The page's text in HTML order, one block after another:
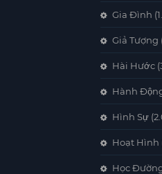
Gia Đình
Giả Tượng
Hài Hước
Hành
Hình Sự
Hoạt Hình
Học